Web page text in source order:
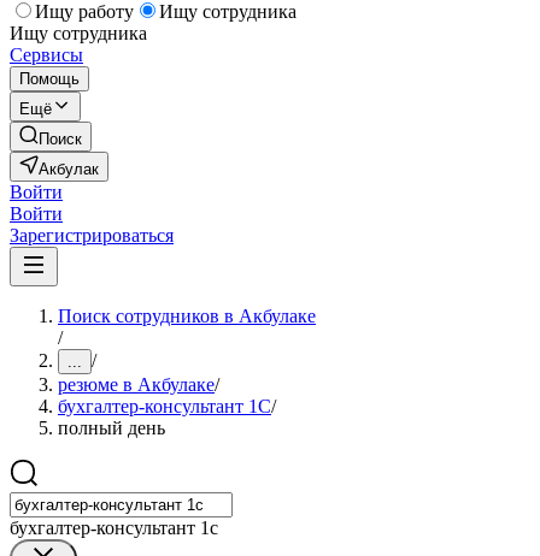
Ищу работу
Ищу сотрудника
Ищу сотрудника
Сервисы
Помощь
Ещё
Поиск
Акбулак
Войти
Войти
Зарегистрироваться
Поиск сотрудников в Акбулаке
/
... /
резюме в Акбулаке/
бухгалтер-консультант 1С/
полный день
бухгалтер-консультант 1с